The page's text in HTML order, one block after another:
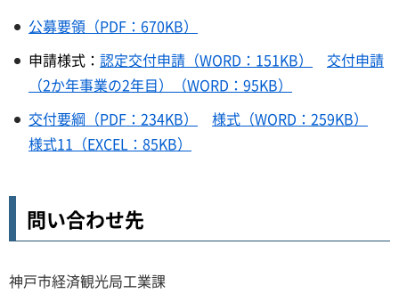
公募要領（PDF：670KB）
申請様式： 認定交付申請（WORD：151KB）
交付申請
（2か年事業の2年目）（WORD：95KB）
交付要綱（PDF：234KB）
様式（WORD：259KB）
様式11（EXCEL：85KB）
問い合わせ先
神戸市経済観光局工業課